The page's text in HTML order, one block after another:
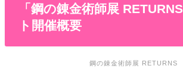
「鋼の錬金術師展
ト開催概要
鋼の錬金術師展 RETURNS